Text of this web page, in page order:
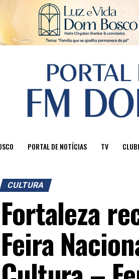
PORTAL DE NOTÍCIAS TV
CULTURA
Fortaleza
Feira